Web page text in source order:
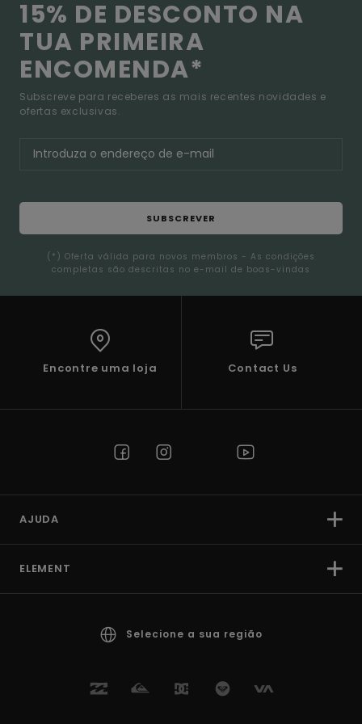
15% DE DESCONTO NA
TUA PRIMEIRA
ENCOMENDA*
Subscreve para receberes as mais recentes novidades e
ofertas exclusivas.
SUBSCREVER
(*) Oferta válida para novos membros - As condições
completas são descritas no e-mail de boas-vindas
Encontre uma loja Contact Us
AJUDA
ELEMENT
Selecione a sua região